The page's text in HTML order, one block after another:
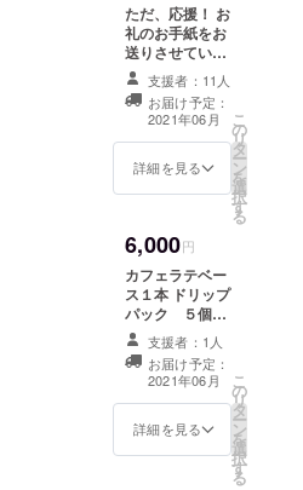
ただ、応援！ お
礼のお手紙をお
送りさせていた
だきます。
支援者：11人
お届け予定：
2021年06月
詳細を見る
こ
の
リ
タ
ー
ン
を
選
択
す
る
6,000円
カフェラテベー
ス１本 ドリップ
パック ５個
セット支援者：1人
お届け予定：
2021年06月
詳細を見る
こ
の
リ
タ
ー
ン
を
選
択
す
る